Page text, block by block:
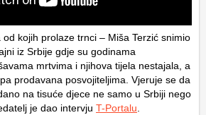
kojih prolaze trnci – Miša Terzić snimio
iz Srbije gdje su godinama
mrtvima i njihova tijela nestajala, a
prodavana posvojiteljima. Vjeruje se da
na tisuće djece ne samo u Srbiji nego
je dao intervju T-Portalu.